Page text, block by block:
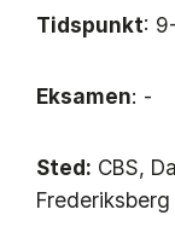
Tidspunkt:
Eksamen: -
Sted: CBS,
Frederiksberg